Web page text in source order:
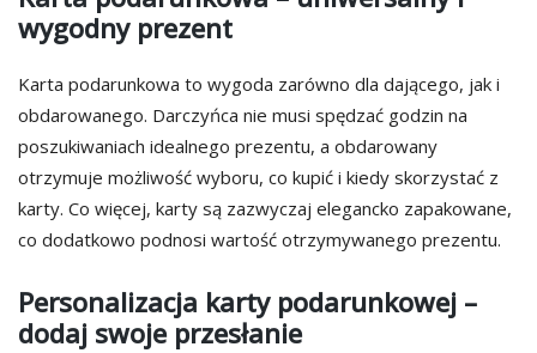
wygodny prezent
Karta podarunkowa to wygoda zarówno dla dającego, jak i
obdarowanego. Darczyńca nie musi spędzać godzin na
poszukiwaniach idealnego prezentu, a obdarowany
otrzymuje możliwość wyboru, co kupić i kiedy skorzystać z
karty. Co więcej, karty są zazwyczaj elegancko zapakowane,
co dodatkowo podnosi wartość otrzymywanego prezentu.
Personalizacja karty podarunkowej –
dodaj swoje przesłanie